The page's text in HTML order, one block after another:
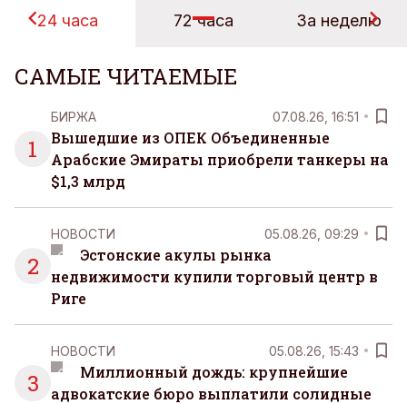
24 часа 72 часа За неделю
САМЫЕ ЧИТАЕМЫЕ
1
БИРЖА 07.08.26, 16:51
Вышедшие из ОПЕК Объединенные
Арабские Эмираты приобрели танкеры на
$1,3 млрд
2
НОВОСТИ 05.08.26, 09:29
Эстонские акулы рынка
недвижимости купили торговый центр в
Риге
3
НОВОСТИ 05.08.26, 15:43
Миллионный дождь: крупнейшие
адвокатские бюро выплатили солидные